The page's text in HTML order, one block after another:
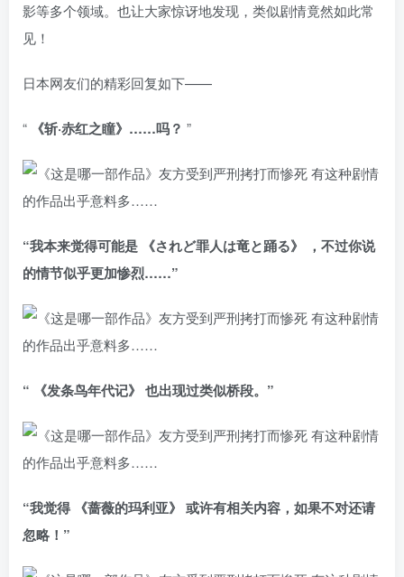
影等多个领域。也让大家惊讶地发现，类似剧情竟然如此常
见！
日本网友们的精彩回复如下——
“ 《斩·赤红之瞳》……吗？ ”
“我本来觉得可能是 《されど罪人は竜と踊る》 ，不过你说
的情节似乎更加惨烈……”
“ 《发条鸟年代记》 也出现过类似桥段。”
“我觉得 《蔷薇的玛利亚》 或许有相关内容，如果不对还请
忽略！”